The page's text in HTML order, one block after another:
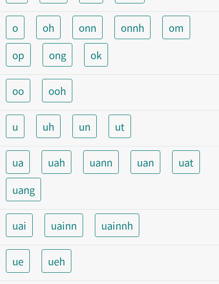
o oh onn onnh
om
op
ong ok
oo ooh
u uh un ut
ua uah uann uan
uat
uang
uai uainn uainnh
ue ueh